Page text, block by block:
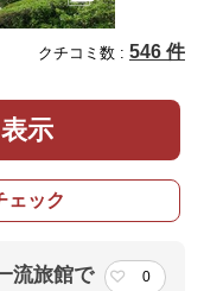
クチコミ数 : 546 件
示
ェック
流旅館で
0